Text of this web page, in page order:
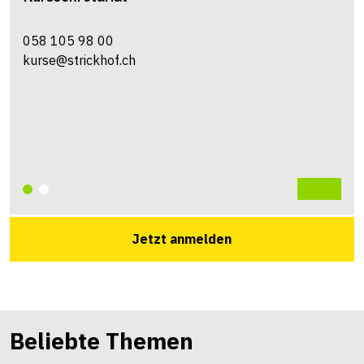
058 105 98 00
kurse@strickhof.ch
Jetzt anmelden
Beliebte Themen